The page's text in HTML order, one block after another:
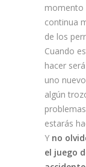
momento
continua
de los
Cuando
hacer
uno
algún
estarás
Y no
el juego